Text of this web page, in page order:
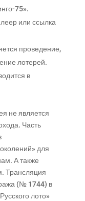
75».
или ссылка
проведение,
лотерей.
в
не является
Часть
для
А также
Трансляция
(№ 1744) в
лото»